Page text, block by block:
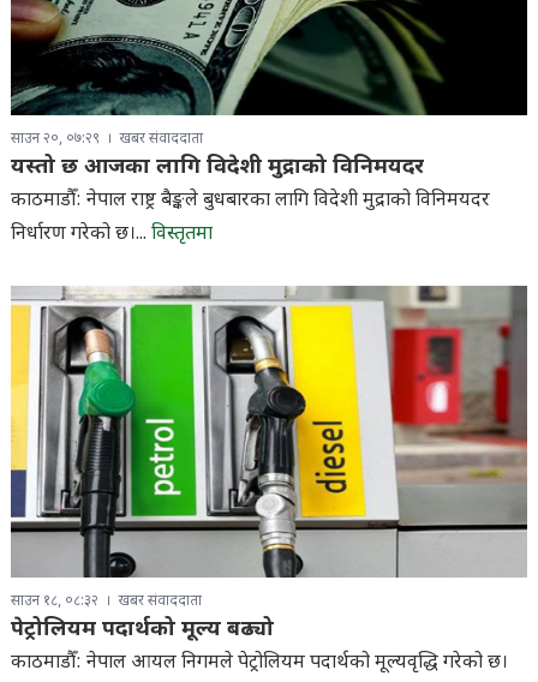
साउन २०, ०७:२९ खबर संवाददाता
यस्तो छ आजका लागि विदेशी मुद्राको विनिमयदर
काठमाडौँ: नेपाल राष्ट्र बैङ्कले बुधबारका लागि विदेशी मुद्राको विनिमयदर
निर्धारण गरेको छ।... विस्तृतमा
साउन १८, ०८:३२ खबर संवाददाता
पेट्रोलियम पदार्थको मूल्य बढ्यो
काठमाडौँ: नेपाल आयल निगमले पेट्रोलियम पदार्थको मूल्यवृद्धि गरेको छ।